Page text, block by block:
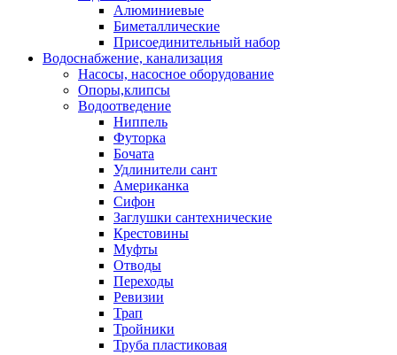
Алюминиевые
Биметаллические
Присоединительный набор
Водоснабжение, канализация
Насосы, насосное оборудование
Опоры,клипсы
Водоотведение
Ниппель
Футорка
Бочата
Удлинители сант
Американка
Сифон
Заглушки сантехнические
Крестовины
Муфты
Отводы
Переходы
Ревизии
Трап
Тройники
Труба пластиковая